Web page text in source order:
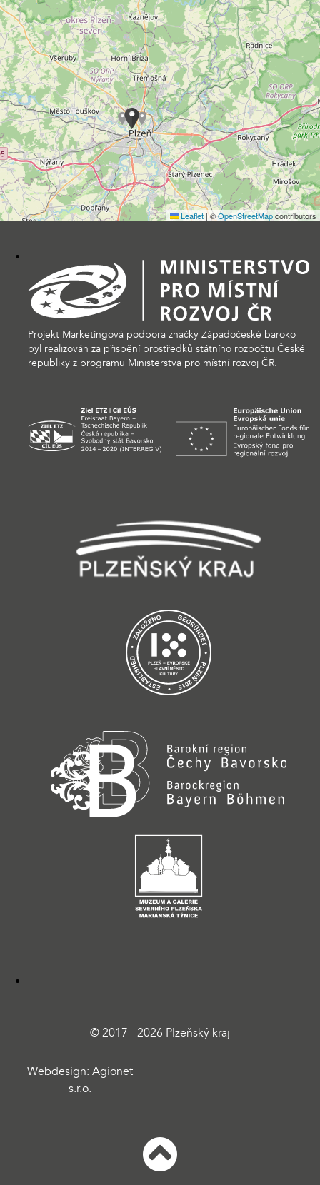
Leaflet |©OpenStreetMapcontributors
Projekt Marketingová podpora značky Západočeské baroko
byl realizován za přispění prostředků státního rozpočtu České
republiky z programu Ministerstva pro místní rozvoj ČR.
© 2017 - 2026 Plzeňský kraj
Webdesign: Agionet
s.r.o.